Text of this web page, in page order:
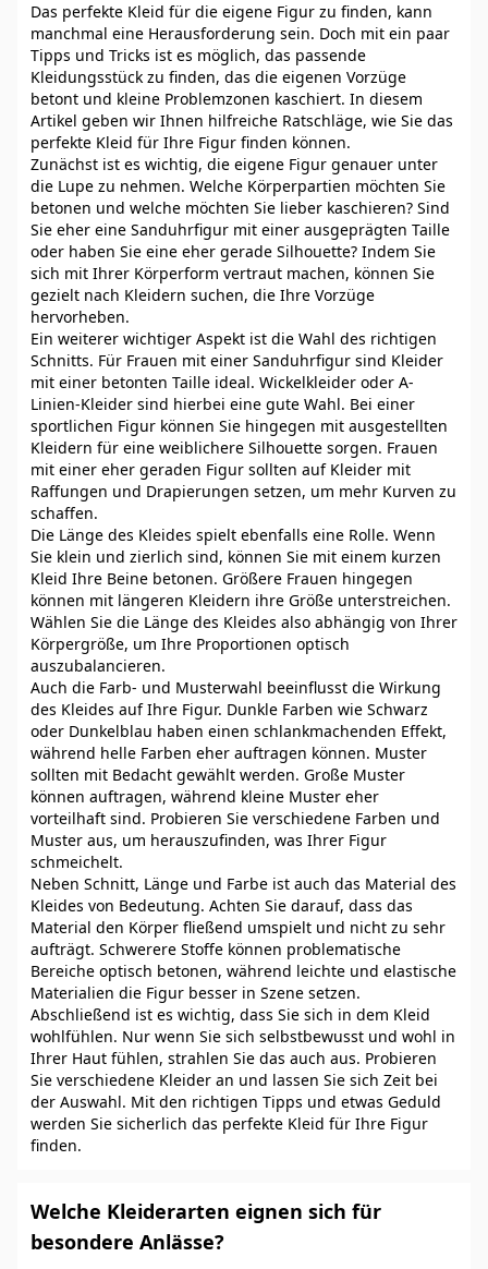
Das perfekte Kleid für die eigene Figur zu finden, kann
manchmal eine Herausforderung sein. Doch mit ein paar
Tipps und Tricks ist es möglich, das passende
Kleidungsstück zu finden, das die eigenen Vorzüge
betont und kleine Problemzonen kaschiert. In diesem
Artikel geben wir Ihnen hilfreiche Ratschläge, wie Sie das
perfekte Kleid für Ihre Figur finden können.
Zunächst ist es wichtig, die eigene Figur genauer unter
die Lupe zu nehmen. Welche Körperpartien möchten Sie
betonen und welche möchten Sie lieber kaschieren? Sind
Sie eher eine Sanduhrfigur mit einer ausgeprägten Taille
oder haben Sie eine eher gerade Silhouette? Indem Sie
sich mit Ihrer Körperform vertraut machen, können Sie
gezielt nach Kleidern suchen, die Ihre Vorzüge
hervorheben.
Ein weiterer wichtiger Aspekt ist die Wahl des richtigen
Schnitts. Für Frauen mit einer Sanduhrfigur sind Kleider
mit einer betonten Taille ideal. Wickelkleider oder A-
Linien-Kleider sind hierbei eine gute Wahl. Bei einer
sportlichen Figur können Sie hingegen mit ausgestellten
Kleidern für eine weiblichere Silhouette sorgen. Frauen
mit einer eher geraden Figur sollten auf Kleider mit
Raffungen und Drapierungen setzen, um mehr Kurven zu
schaffen.
Die Länge des Kleides spielt ebenfalls eine Rolle. Wenn
Sie klein und zierlich sind, können Sie mit einem kurzen
Kleid Ihre Beine betonen. Größere Frauen hingegen
können mit längeren Kleidern ihre Größe unterstreichen.
Wählen Sie die Länge des Kleides also abhängig von Ihrer
Körpergröße, um Ihre Proportionen optisch
auszubalancieren.
Auch die Farb- und Musterwahl beeinflusst die Wirkung
des Kleides auf Ihre Figur. Dunkle Farben wie Schwarz
oder Dunkelblau haben einen schlankmachenden Effekt,
während helle Farben eher auftragen können. Muster
sollten mit Bedacht gewählt werden. Große Muster
können auftragen, während kleine Muster eher
vorteilhaft sind. Probieren Sie verschiedene Farben und
Muster aus, um herauszufinden, was Ihrer Figur
schmeichelt.
Neben Schnitt, Länge und Farbe ist auch das Material des
Kleides von Bedeutung. Achten Sie darauf, dass das
Material den Körper fließend umspielt und nicht zu sehr
aufträgt. Schwerere Stoffe können problematische
Bereiche optisch betonen, während leichte und elastische
Materialien die Figur besser in Szene setzen.
Abschließend ist es wichtig, dass Sie sich in dem Kleid
wohlfühlen. Nur wenn Sie sich selbstbewusst und wohl in
Ihrer Haut fühlen, strahlen Sie das auch aus. Probieren
Sie verschiedene Kleider an und lassen Sie sich Zeit bei
der Auswahl. Mit den richtigen Tipps und etwas Geduld
werden Sie sicherlich das perfekte Kleid für Ihre Figur
finden.
Welche Kleiderarten eignen sich für
besondere Anlässe?